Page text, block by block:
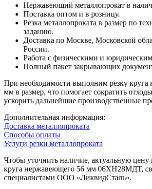
Нержавеющий металлопрокат в
Поставка оптом и в розницу.
Резка металлопроката в размер по
заданию.
Доставка по Москве, Московской
России.
Работа с физическими и
Полный пакет закрывающих
При необходимости выполним резку
мм в размер, что помогает сократить
ускорить дальнейшие производственные
Дополнительная информация:
Доставка металлопроката
Способы оплаты
Услуги резки металлопроката
Чтобы уточнить наличие, актуальную цену
круга нержавеющего 56 мм 06ХН28МДТ,
специалистами ООО «ЛиквидСталь».